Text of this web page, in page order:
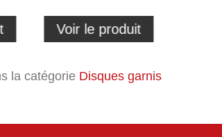
Voir le produit
la catégorie Disques garnis